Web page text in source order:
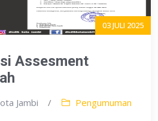
03 JULI 2025
Assesment
Jambi / Pengumuman